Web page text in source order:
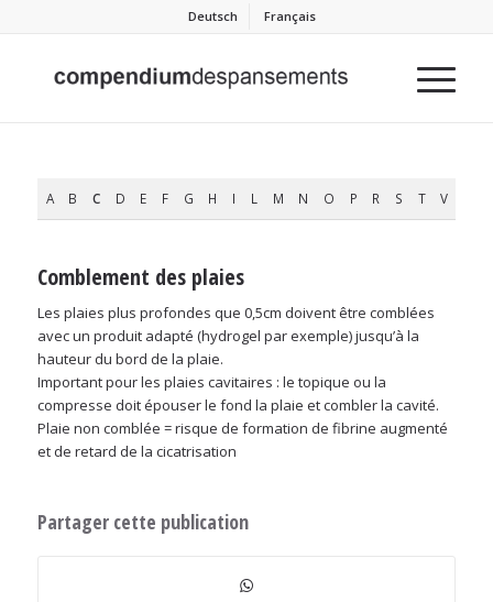
Deutsch Français
A B C D E F G H I L M N O P R S T V
Comblement des plaies
Les plaies plus profondes que 0,5cm doivent être comblées
avec un produit adapté (hydrogel par exemple) jusqu’à la
hauteur du bord de la plaie.
Important pour les plaies cavitaires : le topique ou la
compresse doit épouser le fond la plaie et combler la cavité.
Plaie non comblée = risque de formation de fibrine augmenté
et de retard de la cicatrisation
Partager cette publication